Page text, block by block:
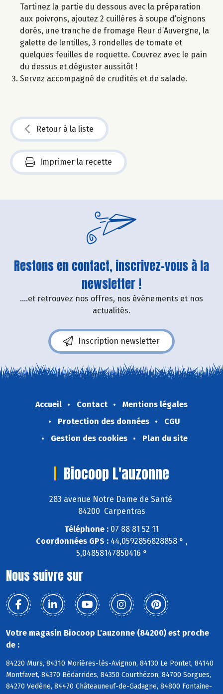
Tartinez la partie du dessous avec la préparation
aux poivrons, ajoutez 2 cuillères à soupe d’oignons
dorés, une tranche de fromage Fleur d’Auvergne, la
galette de lentilles, 3 rondelles de tomate et
quelques feuilles de roquette. Couvrez avec le pain
du dessus et déguster aussitôt !
Servez accompagné de crudités et de salade.
Retour à la liste
Imprimer la recette
Restons en contact, inscrivez-vous à la
newsletter !
....et retrouvez nos offres, nos événements et nos
actualités.
Inscription newsletter
Accueil Contact
Mentions légales
Protection des données
CGU
Gestion des cookies
Plan du site
Biocoop L'auzonne
283 avenue Notre Dame de Santé
84200 Carpentras
Téléphone : 07 88 81 52 11
Coordonnées GPS :44,0592856828858 ° ,
5,04858147850416 °
Nous suivre sur
Votre magasin Biocoop L'auzonne (84200) est proche
de :
84220 Murs, 84310 Morières-lès-Avignon, 84130 Le Pontet, 84140
Montfavet, 84370 Bédarrides, 84350 Courthézon, 84700 Sorgues,
84270 Vedène, 84470 Châteauneuf-de-Gadagne, 84800 Fontaine-